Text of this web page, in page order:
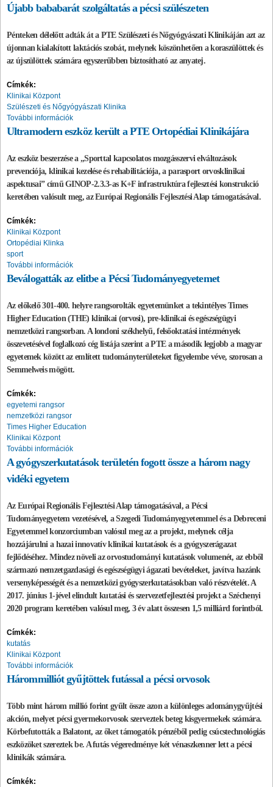
Újabb bababarát szolgáltatás a pécsi szülészeten
Pénteken délelőtt adták át a PTE Szülészeti és Nőgyógyászati Klinikáján azt az
újonnan kialakított laktációs szobát, melynek köszönhetően a koraszülöttek és
az újszülöttek számára egyszerűbben biztosítható az anyatej.
Címkék:
Klinikai Központ
Szülészeti és Nőgyógyászati Klinika
További információk
Ultramodern eszköz került a PTE Ortopédiai Klinikájára
Az eszköz beszerzése a „Sporttal kapcsolatos mozgásszervi elváltozások
prevenciója, klinikai kezelése és rehabilitációja, a parasport orvosklinikai
aspektusai” című GINOP-2.3.3-as K+F infrastruktúra fejlesztési konstrukció
keretében valósult meg, az Európai Regionális Fejlesztési Alap támogatásával.
Címkék:
Klinikai Központ
Ortopédiai Klinka
sport
További információk
Beválogatták az elitbe a Pécsi Tudományegyetemet
Az előkelő 301-400. helyre rangsorolták egyetemünket a tekintélyes Times
Higher Education (THE) klinikai (orvosi), pre-klinikai és egészségügyi
nemzetközi rangsorban. A londoni székhelyű, felsőoktatási intézmények
összevetésével foglalkozó cég listája szerint a PTE a második legjobb a magyar
egyetemek között az említett tudományterületeket figyelembe véve, szorosan a
Semmelweis mögött.
Címkék:
egyetemi rangsor
nemzetközi rangsor
Times Higher Education
Klinikai Központ
További információk
A gyógyszerkutatások területén fogott össze a három nagy
vidéki egyetem
Az Európai Regionális Fejlesztési Alap támogatásával, a Pécsi
Tudományegyetem vezetésével, a Szegedi Tudományegyetemmel és a Debreceni
Egyetemmel konzorciumban valósul meg az a projekt, melynek célja
hozzájárulni a hazai innovatív klinikai kutatások és a gyógyszerágazat
fejlődéséhez. Mindez növeli az orvostudományi kutatások volumenét, az ebből
származó nemzetgazdasági és egészségügyi ágazati bevételeket, javítva hazánk
versenyképességét és a nemzetközi gyógyszerkutatásokban való részvételét. A
2017. június 1-jével elindult kutatási és szervezetfejlesztési projekt a Széchenyi
2020 program keretében valósul meg, 3 év alatt összesen 1,5 milliárd forintból.
Címkék:
kutatás
Klinikai Központ
További információk
Hárommilliót gyűjtöttek futással a pécsi orvosok
Több mint három millió forint gyűlt össze azon a különleges adománygyűjtési
akción, melyet pécsi gyermekorvosok szerveztek beteg kisgyermekek számára.
Körbefutották a Balatont, az őket támogatók pénzéből pedig csúcstechnológiás
eszközöket szereztek be. A futás végeredménye két vénaszkenner lett a pécsi
klinikák számára.
Címkék: